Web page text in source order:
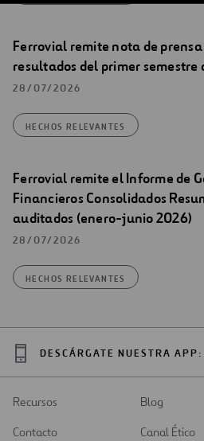
Ferrovial remite nota de
resultados del primer semestre
28/07/2026
HECHOS RELEVANTES
Ferrovial remite el Informe de
Financieros Consolidados
auditados (enero-junio 2026)
28/07/2026
HECHOS RELEVANTES
DESCÁRGATE NUESTRA APP:
Recursos
Blog
Contacto
Canal Ético